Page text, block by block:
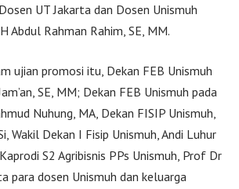
UT Jakarta dan Dosen Unismuh
Abdul Rahman Rahim, SE, MM.
ujian promosi itu, Dekan FEB Unismuh
SE, MM; Dekan FEB Unismuh pada
Nuhung, MA, Dekan FISIP Unismuh,
Wakil Dekan I Fisip Unismuh, Andi Luhur
S2 Agribisnis PPs Unismuh, Prof Dr
para dosen Unismuh dan keluarga